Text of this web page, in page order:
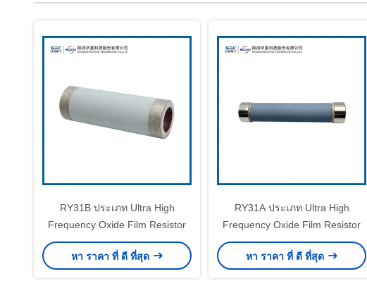
RY31B ประเภท Ultra High
Frequency Oxide Film Resistor
หา ราคา ที่ ดี ที่สุด
RY31A ประเภท Ultra High
Frequency Oxide Film Resistor
หา ราคา ที่ ดี ที่สุด